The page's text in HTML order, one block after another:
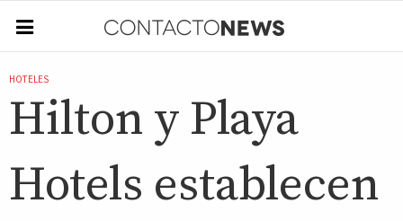
HOTELES
Hilton y Playa
Hotels establecen